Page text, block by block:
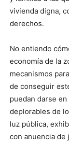
vivienda digna,
derechos.
No entiendo
economía de la
mecanismos
de conseguir
puedan darse
deplorables de
luz pública,
con anuencia de